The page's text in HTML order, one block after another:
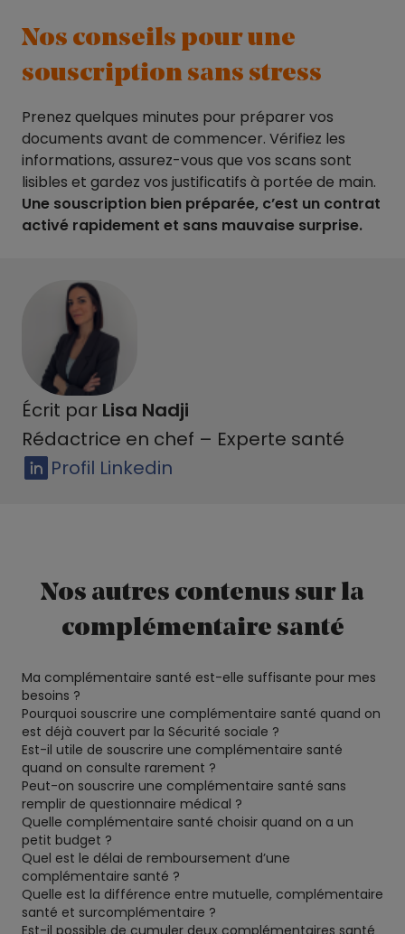
Nos conseils pour une
souscription sans stress
Prenez quelques minutes pour préparer vos
documents avant de commencer. Vérifiez les
informations, assurez-vous que vos scans sont
lisibles et gardez vos justificatifs à portée de main.
Une souscription bien préparée, c’est un contrat
activé rapidement et sans mauvaise surprise.
Écrit par Lisa Nadji
Rédactrice en chef – Experte santé
Profil Linkedin
Nos autres contenus sur la
complémentaire santé
Ma complémentaire santé est-elle suffisante pour mes
besoins ?
Pourquoi souscrire une complémentaire santé quand on
est déjà couvert par la Sécurité sociale ?
Est-il utile de souscrire une complémentaire santé
quand on consulte rarement ?
Peut-on souscrire une complémentaire santé sans
remplir de questionnaire médical ?
Quelle complémentaire santé choisir quand on a un
petit budget ?
Quel est le délai de remboursement d’une
complémentaire santé ?
Quelle est la différence entre mutuelle, complémentaire
santé et surcomplémentaire ?
Est-il possible de cumuler deux complémentaires santé